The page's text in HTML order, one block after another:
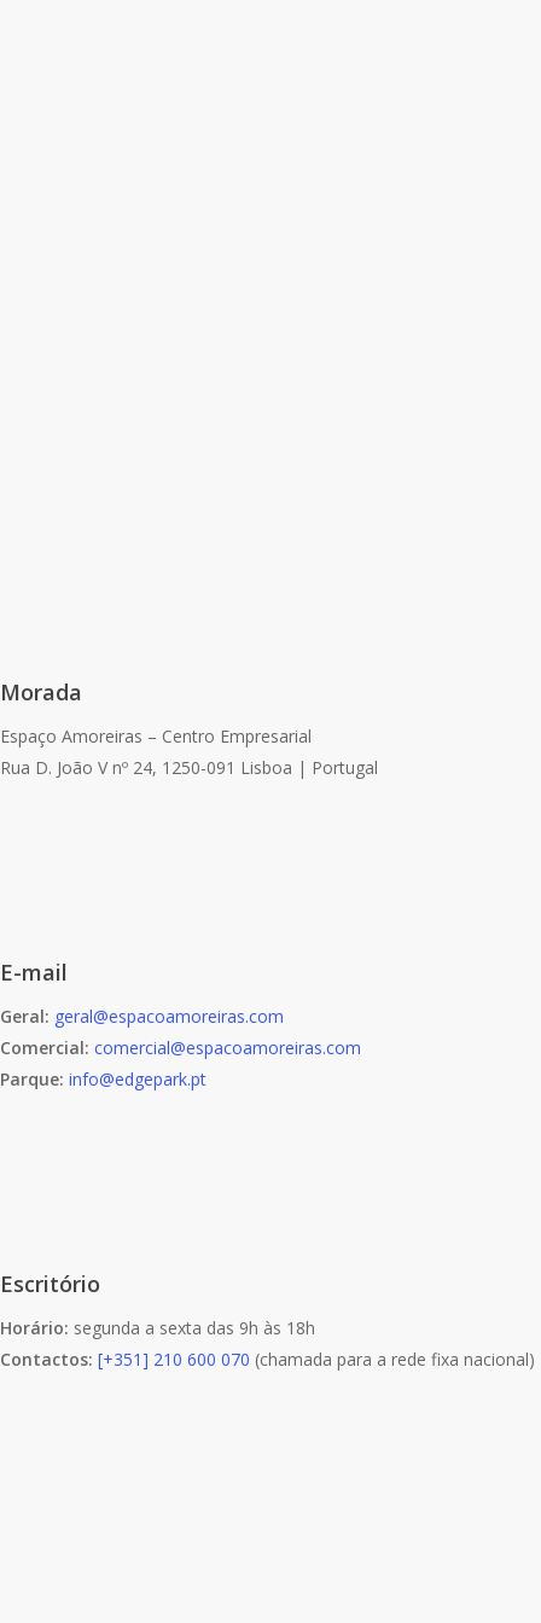
Morada
Espaço Amoreiras – Centro Empresarial
Rua D. João V nº 24, 1250-091 Lisboa | Portugal
E-mail
Geral: geral@espacoamoreiras.com
Comercial: comercial@espacoamoreiras.com
Parque: info@edgepark.pt
Escritório
Horário: segunda a sexta das 9h às 18h
Contactos:[+351] 210 600 070 (chamada para a rede fixa nacional)